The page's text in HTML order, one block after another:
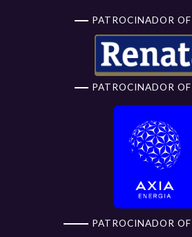
PATROCINADOR
PATROCINADOR
PATROCINADOR